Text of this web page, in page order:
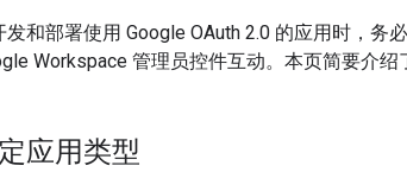
发和部署使用 Google OAuth 2.0 的应用时，
Workspace 管理员控件互动。本页简要介绍
应用类型